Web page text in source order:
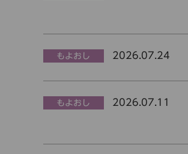
もよおし 2026.07.24
もよおし 2026.07.11